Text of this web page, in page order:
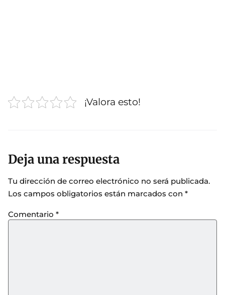
¡Valora esto!
Deja una respuesta
Tu dirección de correo electrónico no será publicada.
Los campos obligatorios están marcados con *
Comentario *